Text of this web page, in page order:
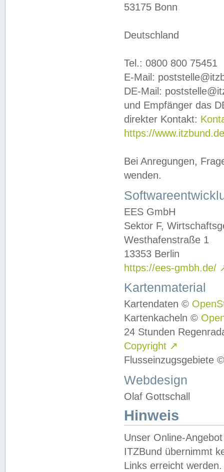
53175 Bonn
Deutschland
Tel.: 0800 800 75451
E-Mail:
DE-Mail:
und Empfänger das
direkter Kontakt:
https://
Bei Anregungen,
wenden.
EES GmbH
Sektor F,
Westhafenstraße 1
13353 Berlin
https://ees-gmbh.de/
Kartenmaterial
Kartendaten ©
Kartenkacheln ©
24 Stunden
Copyright ↗
Flusseinzugsgebiete
Webdesign
Olaf Gottschall
Hinweis
Unser Online-
ITZBund übernimmt
Links erreicht